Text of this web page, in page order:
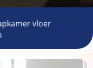
vloer